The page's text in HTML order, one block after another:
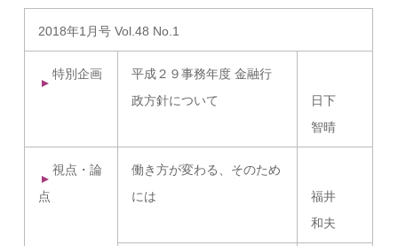
2018年1月号 Vol.48 No.1
特別企画
平成２９事務年度 金融行
政方針について
日下
智晴
視点・論
点
働き方が変わる、そのため
には
福井
和夫